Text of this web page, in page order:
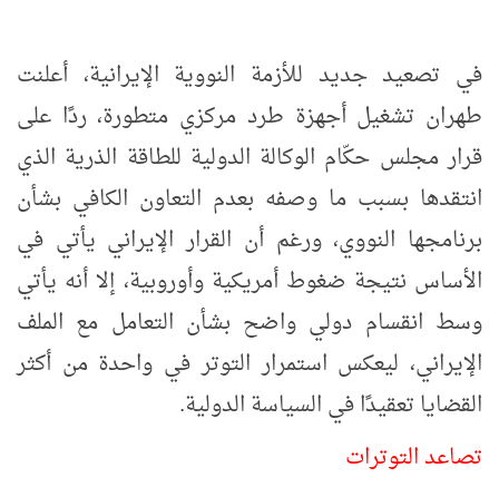
في تصعيد جديد للأزمة النووية الإيرانية، أعلنت
طهران تشغيل أجهزة طرد مركزي متطورة، ردًا على
قرار مجلس حكّام الوكالة الدولية للطاقة الذرية الذي
انتقدها بسبب ما وصفه بعدم التعاون الكافي بشأن
برنامجها النووي، ورغم أن القرار الإيراني يأتي في
الأساس نتيجة ضغوط أمريكية وأوروبية، إلا أنه يأتي
وسط انقسام دولي واضح بشأن التعامل مع الملف
الإيراني، ليعكس استمرار التوتر في واحدة من أكثر
القضايا تعقيدًا في السياسة الدولية.
تصاعد التوترات